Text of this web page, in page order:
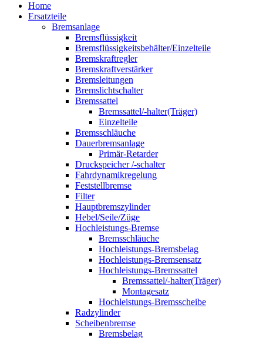
Home
Ersatzteile
Bremsanlage
Bremsflüssigkeit
Bremsflüssigkeitsbehälter/Einzelteile
Bremskraftregler
Bremskraftverstärker
Bremsleitungen
Bremslichtschalter
Bremssattel
Bremssattel/-halter(Träger)
Einzelteile
Bremsschläuche
Dauerbremsanlage
Primär-Retarder
Druckspeicher /-schalter
Fahrdynamikregelung
Feststellbremse
Filter
Hauptbremszylinder
Hebel/Seile/Züge
Hochleistungs-Bremse
Bremsschläuche
Hochleistungs-Bremsbelag
Hochleistungs-Bremsensatz
Hochleistungs-Bremssattel
Bremssattel/-halter(Träger)
Montagesatz
Hochleistungs-Bremsscheibe
Radzylinder
Scheibenbremse
Bremsbelag